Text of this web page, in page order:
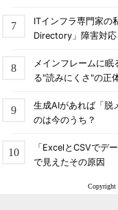
ITインフラ専門家
Directory」障害対
メインフレームに
る"読みにくさ"の正
生成AIがあれば「脱
のは今のうち？
「ExcelとCSVでデ
で見えたその原因
Copyright